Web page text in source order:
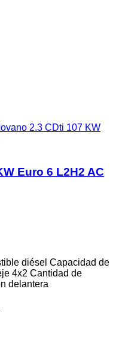
2.3 CDti 107 KW
Euro 6 L2H2 AC
diésel Capacidad de
4x2 Cantidad de
delantera